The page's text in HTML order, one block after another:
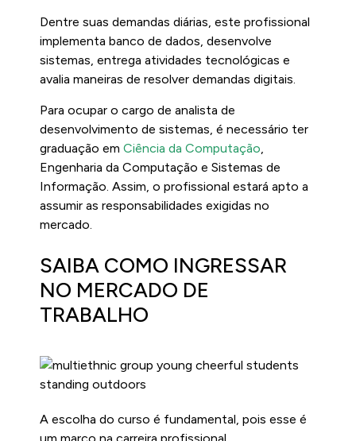
Dentre suas demandas diárias, este profissional
implementa banco de dados, desenvolve
sistemas, entrega atividades tecnológicas e
avalia maneiras de resolver demandas digitais.
Para ocupar o cargo de analista de
desenvolvimento de sistemas, é necessário ter
graduação em Ciência da Computação
Engenharia da Computação e Sistemas de
Informação. Assim, o profissional estará apto a
assumir as responsabilidades exigidas no
mercado.
SAIBA COMO INGRESSAR
NO MERCADO DE
TRABALHO
A escolha do curso é fundamental, pois esse é